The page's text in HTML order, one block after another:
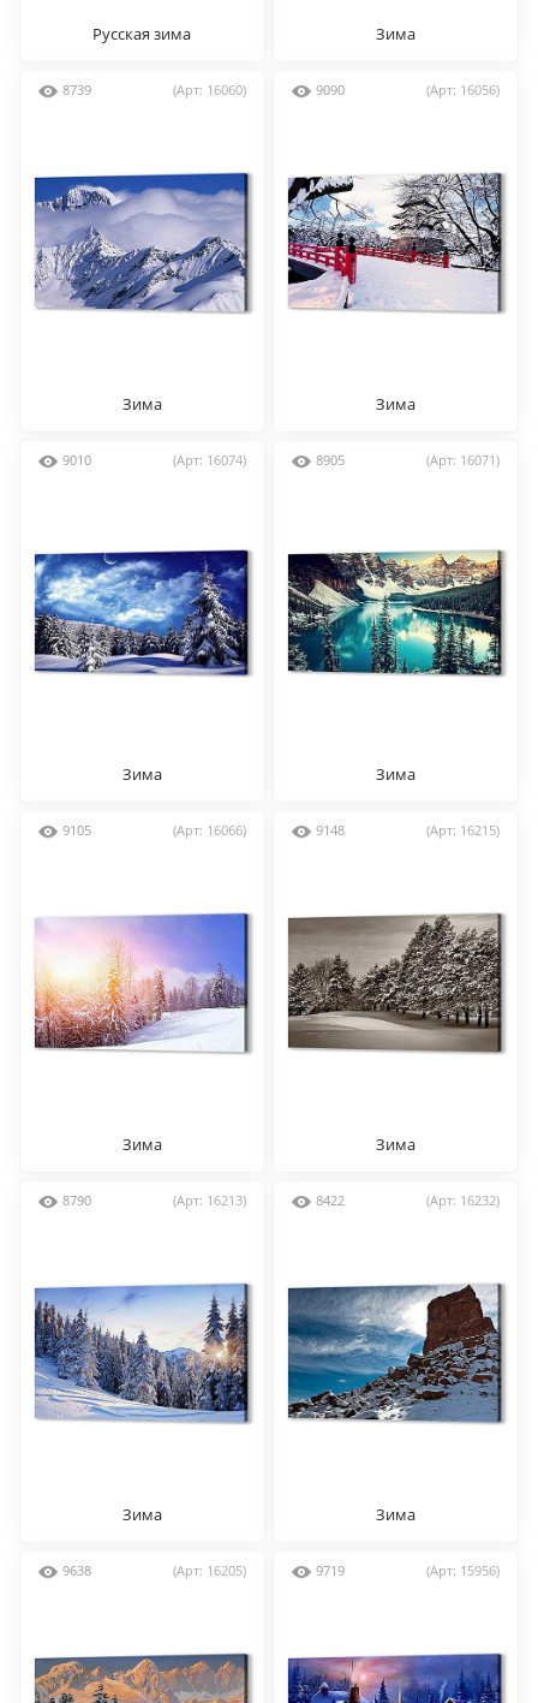
Русская зима Зима
8739 (Арт: 16060)
Зима
9090 (Арт: 16056)
Зима
9010 (Арт: 16074)
Зима
8905 (Арт: 16071)
Зима
9105 (Арт: 16066)
Зима
9148 (Арт: 16215)
Зима
8790 (Арт: 16213)
Зима
8422 (Арт: 16232)
Зима
9638 (Арт: 16205) 9719 (Арт: 15956)